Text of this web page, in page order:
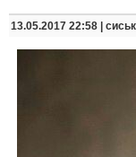
13.05.2017 22:58 |